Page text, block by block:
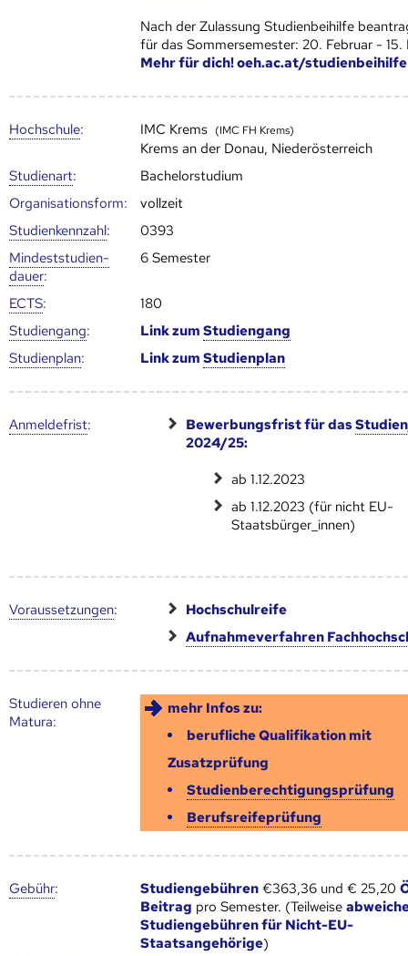
Nach der Zulassung Studienbeihilfe
für das Sommersemester: 20. Februar - 15.
Mehr für dich! oeh.ac.at/studienbeihilfe
Hoch­schule: IMC Krems (IMC FH Krems)
Krems an der Donau, Niederösterreich
Studienart:
Bachelorstudium
Organisationsform:
vollzeit
Studien­kenn­zahl:
0393
Mindest­studien­
dauer:
6 Semester
ECTS:
180
Studien­gang: Link zumStudien­gang
Studien­plan: Link zumStudien­plan
Anmelde­frist: Bewerbungsfrist für das
2024/25:
ab 1.12.2023
ab 1.12.2023 (für nicht EU-
Staatsbürger_innen)
Voraus­setzungen:
Hochschulreife
Aufnahmeverfahren
Studieren ohne
Matura:
mehr Infos zu:
berufliche Qualifikation mit
Zusatzprüfung
Studienberechtigungsprüfung
Berufsreifeprüfung
Gebühr: Studiengebühren €363,36 und € 25,20
Beitrag pro Semester. (Teilweise
Studiengebühren für Nicht-EU-
Staatsangehörige)